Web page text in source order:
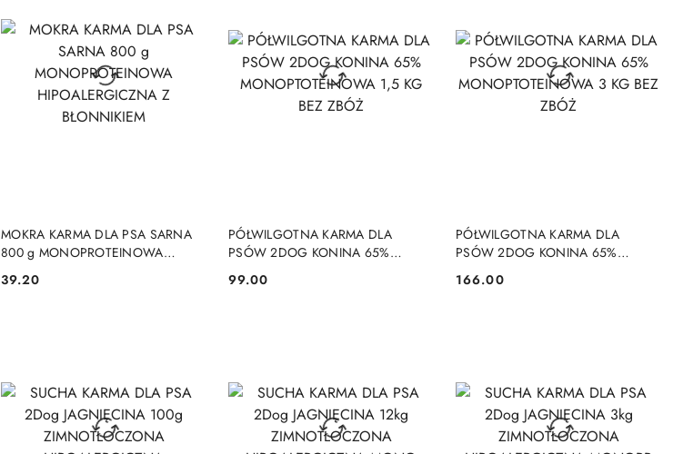
MOKRA KARMA DLA PSA SARNA
800 g MONOPROTEINOWA
Cena:
39.20
DO KOSZYKA
PÓŁWILGOTNA KARMA DLA
PSÓW 2DOG KONINA 65%
ZBÓŻ
Cena:
99.00
DO KOSZYKA
PÓŁWILGOTNA KARMA DLA
PSÓW 2DOG KONINA 65%
ZBÓŻ
Cena:
166.00
DO KOSZYKA